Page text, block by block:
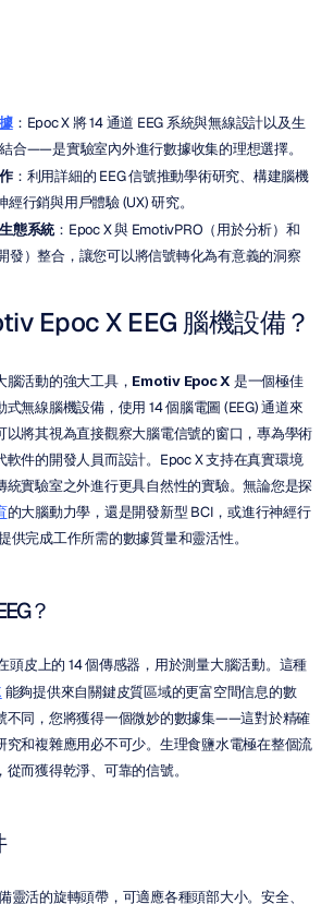
：Epoc X 將 14 通道 EEG 系統與無線設計以及生
合——是實驗室內外進行數據收集的理想選擇。
：利用詳細的 EEG 信號推動學術研究、構建腦機
行銷與用戶體驗 (UX) 研究。
態系統：Epoc X 與 EmotivPRO（用於分析）和
發）整合，讓您可以將信號轉化為有意義的洞察
Epoc X EEG 腦機設備？
活動的強大工具， Emotiv Epoc X 是一個極佳
無線腦機設備，使用 14 個腦電圖 (EEG) 通道來
以將其視為直接觀察大腦電信號的窗口，專為學術
軟件的開發人員而設計。Epoc X 支持在真實環境
統實驗室之外進行更具自然性的實驗。無論您是探
的大腦動力學，還是開發新型 BCI，或進行神經行
供完成工作所需的數據質量和靈活性。
？
頭皮上的 14 個傳感器，用於測量大腦活動。這種
能夠提供來自關鍵皮質區域的更富空間信息的數
不同，您將獲得一個微妙的數據集——這對於精確
究和複雜應用必不可少。生理食鹽水電極在整個流
而獲得乾淨、可靠的信號。
靈活的旋轉頭帶，可適應各種頭部大小。安全、